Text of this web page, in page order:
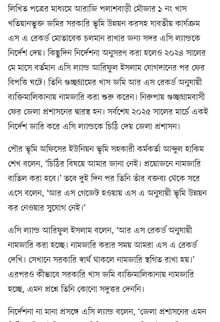
লিখিত পত্রের মাধ্যমে আরাজি পলাশবাড়ী মৌজার ১ নং খাস
খতিয়ানভুক্ত জমির সরকারি ভূমি উন্নয়ন করসহ যাবতীয় কার্যক্রম
এস এ রেকর্ড মোতাবেক চলমান রাখার জন্য সদর এসি ল্যান্ডকে
নির্দেশ দেয়। কিছুদিন নির্দেশনা অনুসরণ করা হলেও ২০২৪ সালের
মে মাসে বর্তমান এসি ল্যান্ড আরিফুল ইসলাম যোগদানের পর ফের
বিপত্তি ঘটে। তিনি গুচ্ছগ্রামের খাস জমি আর এস রেকর্ড অনুযায়ী
ব্যক্তিমালিকানায় নামজারি করা শুরু করেন। নিরুপায় গুচ্ছগ্রামবাসী
ফের জেলা প্রশাসনের দ্বারস্থ হন। সর্বশেষ ২০২৫ সালের মার্চে একই
নির্দেশ জারি করে এসি ল্যান্ডকে চিঠি দেয় জেলা প্রশাসন।
পৌর ভূমি অফিসের ইউনিয়ন ভূমি সহকারী কর্মকর্তা আব্দুল হাকিম
শেখ বলেন, ‘চিঠির বিষয়ে আমার জানা নেই। প্রয়োজনে নামজারি
বাতিল করা হবে।’ তবে দুই দিন পর তিনি তাঁর বক্তব্য থেকে সরে
এসে বলেন, ‘আর এস গেজেট হওয়ায় এস এ অনুযায়ী ভূমি উন্নয়ন
কর নেওয়ার সুযোগ নেই।’
এসি ল্যান্ড আরিফুল ইসলাম বলেন, ‘আর এস রেকর্ড অনুযায়ী
নামজারি করা হচ্ছে। নামজারি করার সময় আমরা এস এ রেকর্ড
দেখি। সেখানে সরকারি স্বার্থ থাকলে নামজারি স্থগিত রাখা হয়।’
এরপরও কীভাবে সরকারি খাস জমি ব্যক্তিমালিকানায় নামজারি
হচ্ছে, এমন প্রশ্নে তিনি কোনো সদুত্তর দেননি।
নির্দেশনা না মানা প্রসঙ্গে এসি ল্যান্ড বলেন, ‘জেলা প্রশাসনের এমন